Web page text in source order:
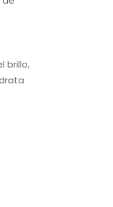
brillo,